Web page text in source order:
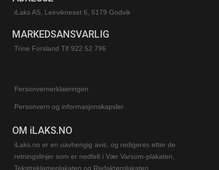
iLaks AS, Leirvikneset 6, 5179 Godvik
MARKEDSANSVARLIG
Trine Forsland Tlf 922 52 796
Personvernerklaeringen
Personvern og informasjonskapsler
OM iLAKS.NO
iLaks.no er en uavhengig avis, og redigeres etter de
retningslinjer som er nedfelt i Vær Varsom-plakaten,
Tekstreklameplakaten og Redaktørplakaten.